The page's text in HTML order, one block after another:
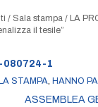
/ Sala stampa / LA
il tesile”
080724-1
STAMPA, HANNO
ASSEMBLEA